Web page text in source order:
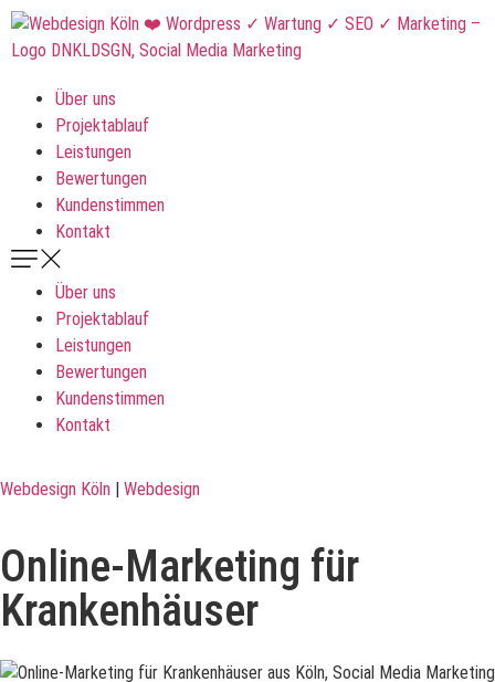
Über uns
Projektablauf
Leistungen
Bewertungen
Kundenstimmen
Kontakt
Über uns
Projektablauf
Leistungen
Bewertungen
Kundenstimmen
Kontakt
Webdesign Köln | Webdesign
Online-Marketing für
Krankenhäuser